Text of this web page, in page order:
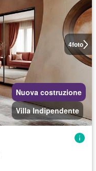
4foto
Nuova costruzione
Villa Indipendente